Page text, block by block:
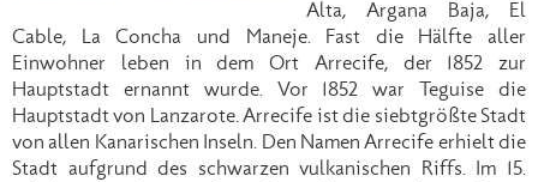
Alta, Argana Baja, El
Cable, La Concha und Maneje. Fast die Hälfte aller
Einwohner leben in dem Ort Arrecife, der 1852 zur
Hauptstadt ernannt wurde. Vor 1852 war Teguise die
Hauptstadt von Lanzarote. Arrecife ist die siebtgrößte Stadt
von allen Kanarischen Inseln. Den Namen Arrecife erhielt die
Stadt aufgrund des schwarzen vulkanischen Riffs. Im 15.